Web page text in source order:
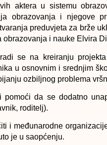
aktera u sistemu
obrazovanja i njegove
preduvjeta za brže
i nauke Elvira
se na kreiranju
u osnovnim i srednjim
ozbiljnog problema
da se dodatno
roditelj).
i međunarodne
je u saopćenju.